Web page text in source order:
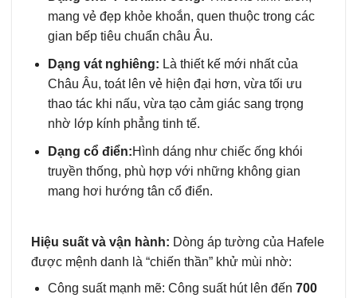
mang vẻ đẹp khỏe khoắn, quen thuộc trong các
gian bếp tiêu chuẩn châu Âu.
Dạng vát nghiêng: Là thiết kế mới nhất của
Châu Âu, toát lên vẻ hiện đại hơn, vừa tối ưu
thao tác khi nấu, vừa tạo cảm giác sang trọng
nhờ lớp kính phẳng tinh tế.
Dạng cổ điển:Hình dáng như chiếc ống khói
truyền thống, phù hợp với những không gian
mang hơi hướng tân cổ điển.
Hiệu suất và vận hành: Dòng áp tường của Hafele
được mệnh danh là “chiến thần” khử mùi nhờ:
Công suất mạnh mẽ: Công suất hút lên đến 700